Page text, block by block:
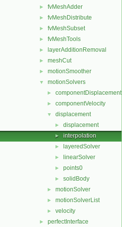
► fvMeshAdder
► fvMeshDistribute
► fvMeshSubset
► fvMeshTools
► layerAdditionRemoval
► meshCut
► motionSmoother
▼ motionSolvers
► componentDisplacement
► componentVelocity
▼ displacement
► displacement
► interpolation
► layeredSolver
► linearSolver
► points0
► solidBody
► motionSolver
► motionSolverList
► velocity
► perfectInterface